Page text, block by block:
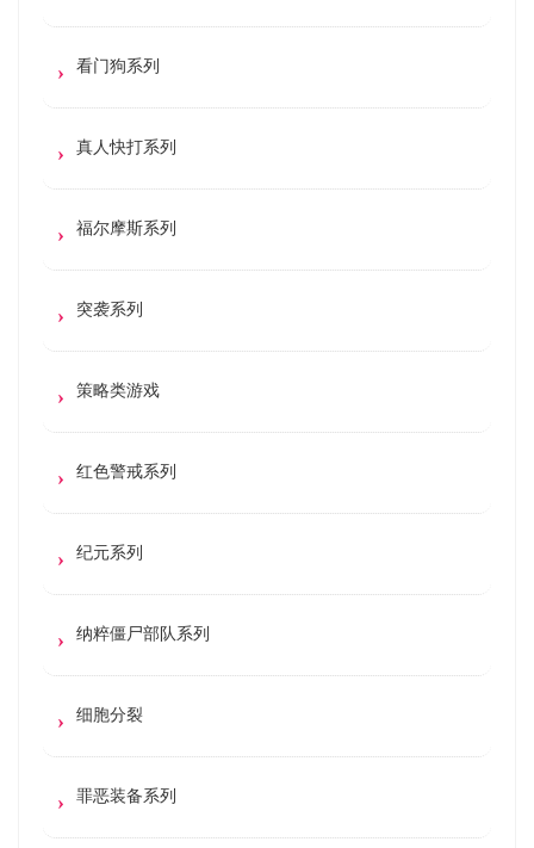
看门狗系列
真人快打系列
福尔摩斯系列
突袭系列
策略类游戏
红色警戒系列
纪元系列
纳粹僵尸部队系列
细胞分裂
罪恶装备系列